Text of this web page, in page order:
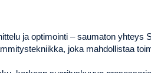
ja optimointi – saumaton yhteys
joka mahdollistaa